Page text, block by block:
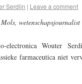
Serdijn | Leave a comment
wetenschapsjournalist
electronica Wouter
farmaceutica niet